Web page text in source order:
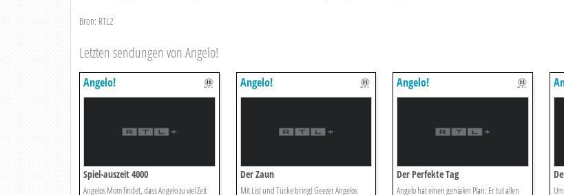
Bron: RTL2
Letzten sendungen von Angelo!
Angelo!
Spiel-auszeit 4000
Angelos Mom findet, dass Angelo zu viel Zeit
Angelo!
Der Zaun
Mit List und Tücke bringt Geezer Angelos
Angelo!
Der Perfekte Tag
Angelo hat einen genialen Plan: Er tut allen